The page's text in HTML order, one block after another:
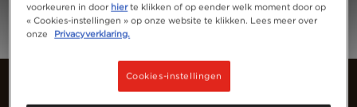
voorkeuren in door hierte klikken of op eender welk moment door op
« Cookies-instellingen » op onze website te klikken. Lees meer over
onze
Privacyverklaring.
Cookies-instellingen